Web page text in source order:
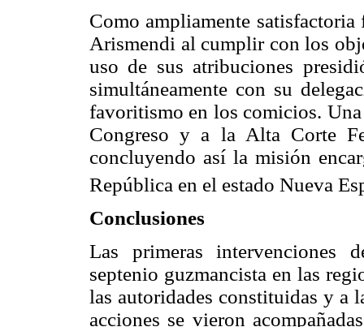
Como ampliamente
Arismendi al cumplir con los
uso de sus atribuciones
simultáneamente con su
favoritismo en los comicios.
Congreso y a la Alta Corte
concluyendo así la misión
República en el estado Nueva
Conclusiones
Las primeras intervenciones
septenio guzmancista en las
las autoridades constituidas y a
acciones se vieron